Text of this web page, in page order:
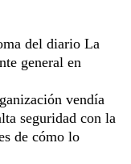
del diario La
general en
vendía
seguridad con la
de cómo lo